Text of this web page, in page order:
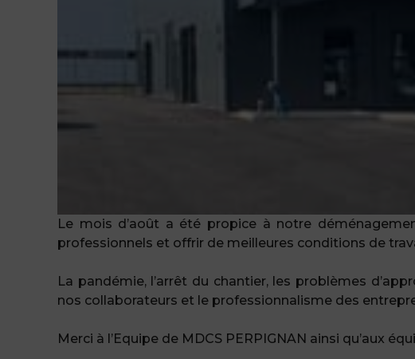
Le mois d’août a été propice à notre
professionnels et offrir de meilleures conditions de
La pandémie, l’arrêt du chantier, les problèmes
nos collaborateurs et le professionnalisme des
Merci à l’Equipe de MDCS PERPIGNAN ainsi qu’aux